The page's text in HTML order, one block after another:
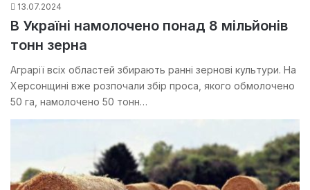
13.07.2024
В Україні намолочено понад 8 мільйонів
тонн зерна
Аграрії всіх областей збирають ранні зернові культури. На
Херсонщині вже розпочали збір проса, якого обмолочено
50 га, намолочено 50 тонн…